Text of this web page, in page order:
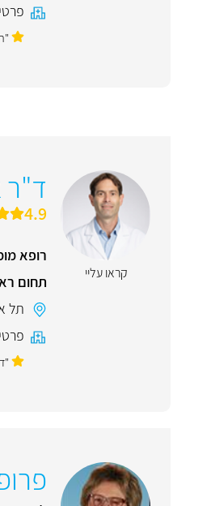
פרטי
קראו עליי
ד"ר
4.9
רופא
תחום
תל
פרטי